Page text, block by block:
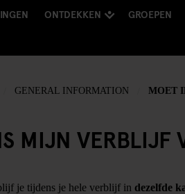
ONTDEKKEN GROEPEN
GENERAL INFORMATION MOET
MIJN VERBLIJF
je tijdens je hele verblijf in dezelfde